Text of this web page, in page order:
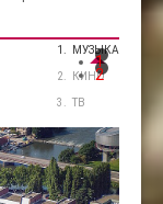
МУЗЫКА
КИНО
ТВ
1
2